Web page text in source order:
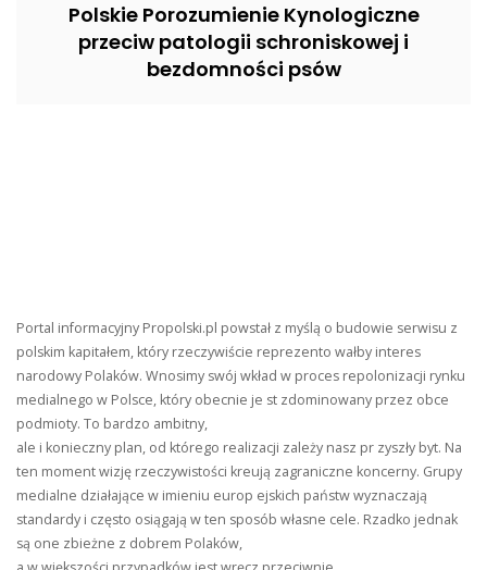
Polskie Porozumienie Kynologiczne
przeciw patologii schroniskowej i
bezdomności psów
Portal informacyjny Propolski.pl powstał z myślą o budowie serwisu z
polskim kapitałem, który rzeczywiście reprezento wałby interes
narodowy Polaków. Wnosimy swój wkład w proces repolonizacji rynku
medialnego w Polsce, który obecnie je st zdominowany przez obce
podmioty. To bardzo ambitny,
ale i konieczny plan, od którego realizacji zależy nasz pr zyszły byt. Na
ten moment wizję rzeczywistości kreują zagraniczne koncerny. Grupy
medialne działające w imieniu europ ejskich państw wyznaczają
standardy i często osiągają w ten sposób własne cele. Rzadko jednak
są one zbieżne z dobrem Polaków,